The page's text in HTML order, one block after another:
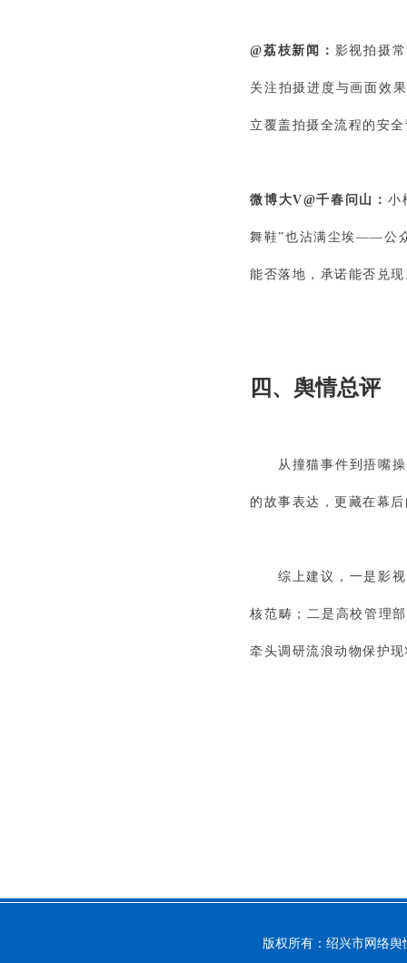
@荔枝新闻： 影视拍摄
关注拍摄进度与画面效
立覆盖拍摄全流程的安
微博大V@千春问山： 小
舞鞋”也沾满尘埃——公
能否落地，承诺能否兑
四、舆情总评
从撞猫事件到捂嘴
的故事表达，更藏在幕
综上建议，一是影
核范畴；二是高校管理
牵头调研流浪动物保护
版权所有：绍兴市网络